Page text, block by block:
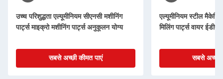
उच्च परिशुद्धता एल्यूमीनियम सीएनसी मशीनिंग
पार्ट्स माइक्रो मशीनिंग पार्ट्स अनुकूलन योग्य
सबसे अच्छी कीमत पाएं
एल्यूमीनियम स्टील
मिलिंग पार्ट्स वायर
सबसे अच्छी